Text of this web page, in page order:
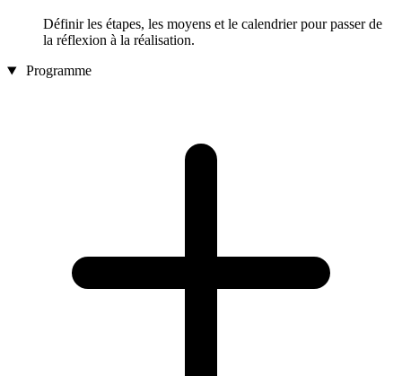
Définir les étapes, les moyens et le calendrier pour passer de
la réflexion à la réalisation.
Programme